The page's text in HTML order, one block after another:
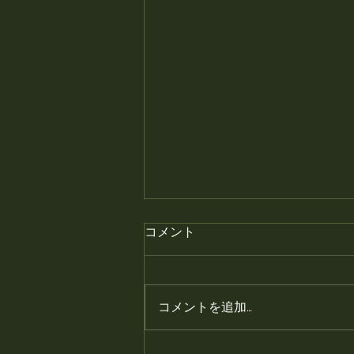
月末の金曜日はプレミアムフ
酒屋 #鳥幸 #静岡 #富士
山 #焼き鳥 #静岡観光 #グ
コメント
コメントを追加…